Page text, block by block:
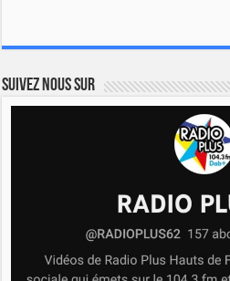
Suivez nous sur